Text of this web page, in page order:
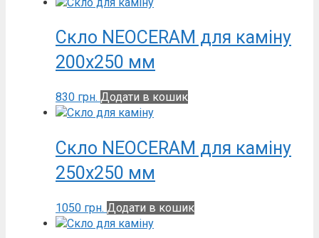
Скло NEOCERAM для каміну
200х250 мм
830 грн. Додати в кошик
Скло NEOCERAM для каміну
250х250 мм
1050 грн. Додати в кошик